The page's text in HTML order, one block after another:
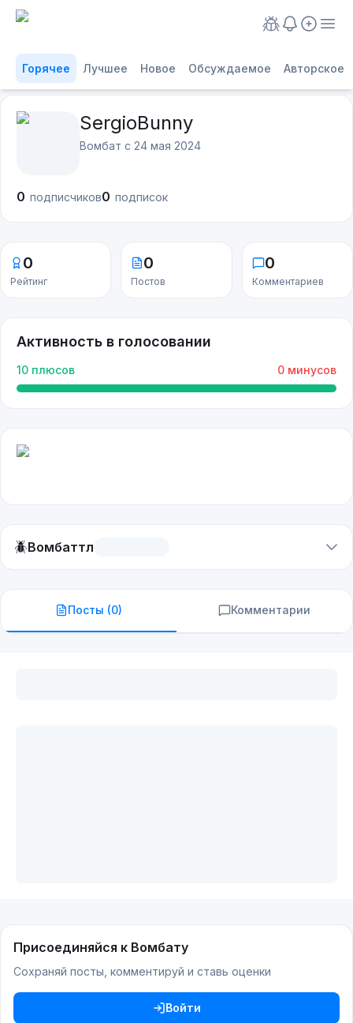
Горячее Лучшее Новое Обсуждаемое Авторское
SergioBunny
Вомбат с 24 мая 2024
0 подписчиков0 подписок
0
Рейтинг
0
Постов
0
Комментариев
Активность в голосовании
10 плюсов 0 минусов
🪲Вомбаттл
Посты (0) Комментарии
Присоединяйся к Вомбату
Сохраняй посты, комментируй и ставь оценки
Войти